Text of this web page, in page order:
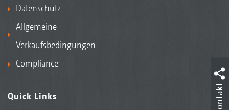
Datenschutz
Allgemeine
Verkaufsbedingungen
Compliance
Quick Links
Kontakt